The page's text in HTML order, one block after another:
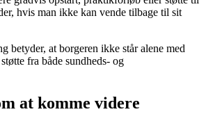
hvis man ikke kan vende tilbage til sit
betyder, at borgeren ikke står alene med
fra både sundheds- og
at komme videre